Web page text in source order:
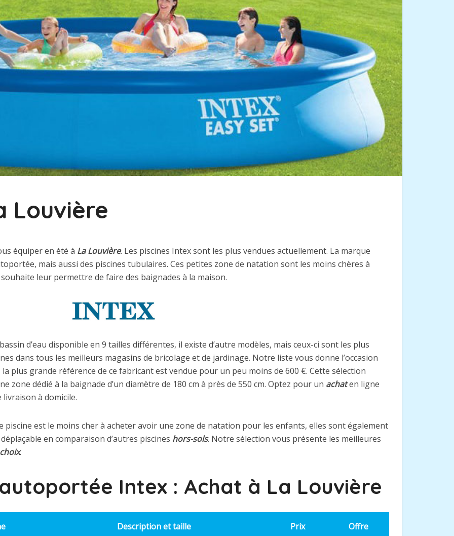
Louvière
équiper en été à La Louvière. Les piscines Intex sont les plus vendues actuellement. La marque
mais aussi des piscines tubulaires. Ces petites zone de natation sont les moins chères à
leur permettre de faire des baignades à la maison.
d’eau disponible en 9 tailles différentes, il existe d’autre modèles, mais ceux-ci sont les plus
dans tous les meilleurs magasins de bricolage et de jardinage. Notre liste vous donne l’occasion
plus grande référence de ce fabricant est vendue pour un peu moins de 600 €. Cette sélection
zone dédié à la baignade d’un diamètre de 180 cm à près de 550 cm. Optez pour un achaten ligne
à domicile.
piscine est le moins cher à acheter avoir une zone de natation pour les enfants, elles sont également
en comparaison d’autres piscines hors-sols. Notre sélection vous présente les meilleures
choix.
Intex : Achat à La Louvière
Description et taille Prix Offre